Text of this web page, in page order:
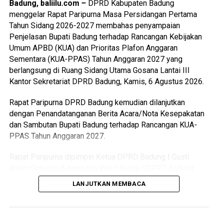
Asli Daerah (PAD) Badung bisa semakin meningkat dan
tahun berikutnya meningkat pula.
Ditambah lagi, semua Pendapatan Daerah Badung lahir dari
pariwisata. Seperti diketahui bersama bahwa pariwisata
sangat rentan dengan isu dan resiko. “Kami berharap
masyarakat Badung, mari kita jaga ini begitu pula usaha-
usaha yang berhubungan dengan pariwisata. Mudah-
pariwisata ini berjalan sesuai dengan keinginan kita
bersama,” ujar Anom Gumanti.
Sementara itu, Bupati Badung I Wayan Adi Arnawa
sebagai dasar pedoman dalam merancang Rencana APBD
Badung, baliilu.com – DPRD Kabupaten Badung
menggelar Rapat Paripurna Masa Persidangan Pertama
Tahun Sidang 2026-2027 membahas penyampaian
Penjelasan Bupati Badung terhadap Rancangan Kebijakan
Umum APBD (KUA) dan Prioritas Plafon Anggaran
Sementara (KUA-PPAS) Tahun Anggaran 2027 yang
berlangsung di Ruang Sidang Utama Gosana Lantai III
Kantor Sekretariat DPRD Badung, Kamis, 6 Agustus 2026.
Rapat Paripurna DPRD Badung kemudian dilanjutkan
dengan Penandatanganan Berita Acara/Nota Kesepakatan
dan Sambutan Bupati Badung terhadap Rancangan KUA-
PPAS Tahun Anggaran 2027.
Anak Agung Ngurah Ketut Agus Nadi Putra dan Wakil Ketua
III DPRD Badung I Made Sunarta serta dihadiri Anggota
LANJUTKAN MEMBACA